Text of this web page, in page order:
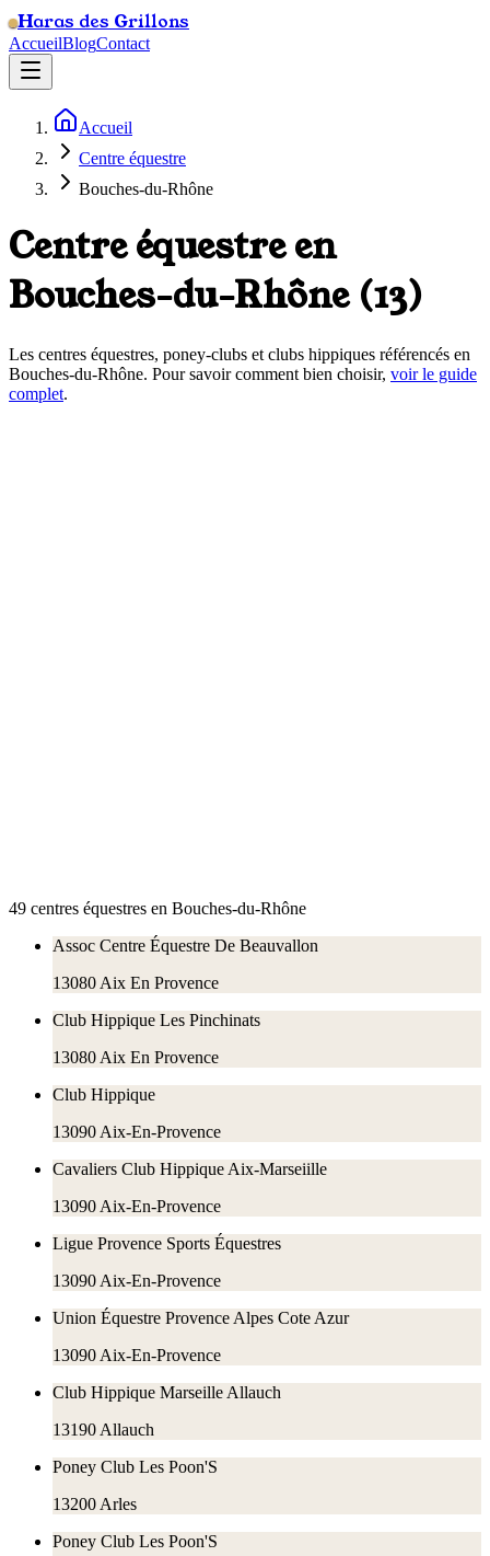
Haras des Grillons
AccueilBlogContact
Accueil
Centre équestre
Bouches-du-Rhône
Centre équestre en
Bouches-du-Rhône(13)
Les centres équestres, poney-clubs et clubs hippiques référencés en
Bouches-du-Rhône. Pour savoir comment bien choisir, voir le guide
complet.
49 centres équestres en Bouches-du-Rhône
Assoc Centre Équestre De Beauvallon
13080 Aix En Provence
Club Hippique Les Pinchinats
13080 Aix En Provence
Club Hippique
13090 Aix-En-Provence
Cavaliers Club Hippique Aix-Marseiille
13090 Aix-En-Provence
Ligue Provence Sports Équestres
13090 Aix-En-Provence
Union Équestre Provence Alpes Cote Azur
13090 Aix-En-Provence
Club Hippique Marseille Allauch
13190 Allauch
Poney Club Les Poon'S
13200 Arles
Poney Club Les Poon'S